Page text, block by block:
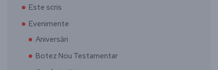
Este scris
Evenimente
Aniversări
Botez Nou Testamentar